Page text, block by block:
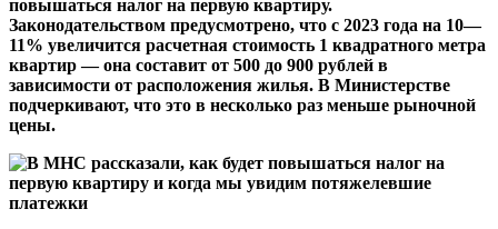
повышаться налог на первую квартиру.
Законодательством предусмотрено, что с 2023 года на 10—
11% увеличится расчетная стоимость 1 квадратного метра
квартир — она составит от 500 до 900 рублей в
зависимости от расположения жилья. В Министерстве
подчеркивают, что это в несколько раз меньше рыночной
цены.